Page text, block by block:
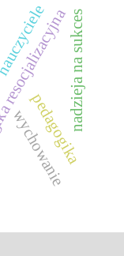
wychowanie
pedagogika
nadzieja na sukces